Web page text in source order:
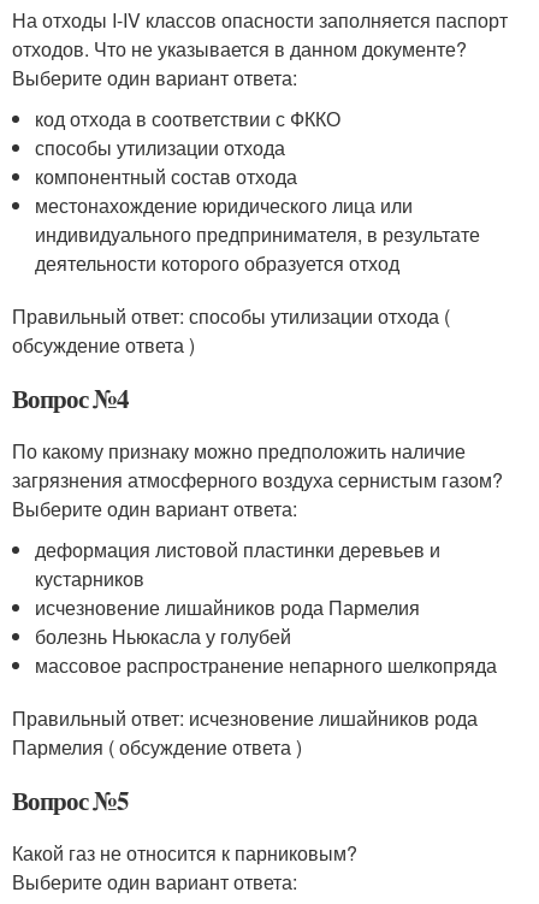
На отходы I-IV классов опасности заполняется паспорт
отходов. Что не указывается в данном документе?
Выберите один вариант ответа:
код отхода в соответствии с ФККО
способы утилизации отхода
компонентный состав отхода
местонахождение юридического лица или
индивидуального предпринимателя, в результате
деятельности которого образуется отход
Правильный ответ: способы утилизации отхода (
обсуждение ответа )
Вопрос №4
По какому признаку можно предположить наличие
загрязнения атмосферного воздуха сернистым газом?
Выберите один вариант ответа:
деформация листовой пластинки деревьев и
кустарников
исчезновение лишайников рода Пармелия
болезнь Ньюкасла у голубей
массовое распространение непарного шелкопряда
Правильный ответ: исчезновение лишайников рода
Пармелия ( обсуждение ответа )
Вопрос №5
Какой газ не относится к парниковым?
Выберите один вариант ответа: